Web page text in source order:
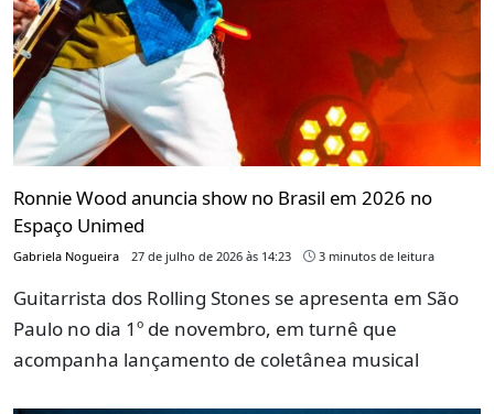
Ronnie Wood anuncia show no Brasil em 2026 no
Espaço Unimed
Gabriela Nogueira 27 de julho de 2026 às 14:23 3 minutos de leitura
Guitarrista dos Rolling Stones se apresenta em São
Paulo no dia 1º de novembro, em turnê que
acompanha lançamento de coletânea musical